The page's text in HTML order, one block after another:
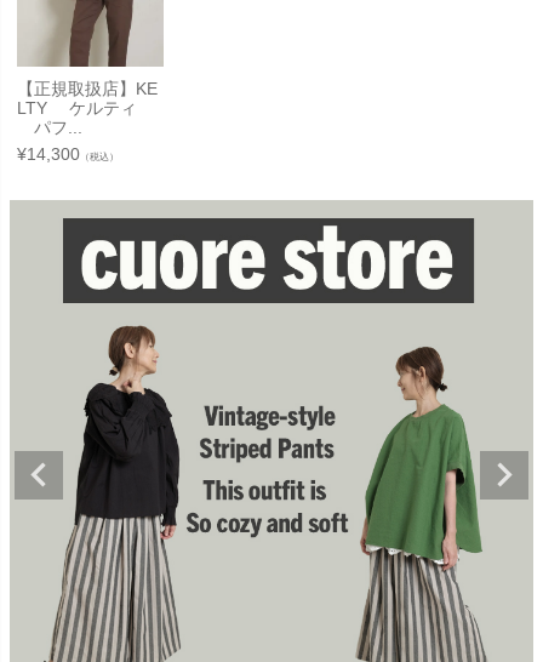
【正規取扱店】KE
LTY ケルティ
パフ...
¥14,300 （税込）